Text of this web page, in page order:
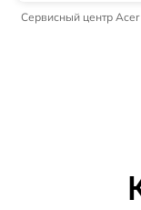
Сервисный центр Acer